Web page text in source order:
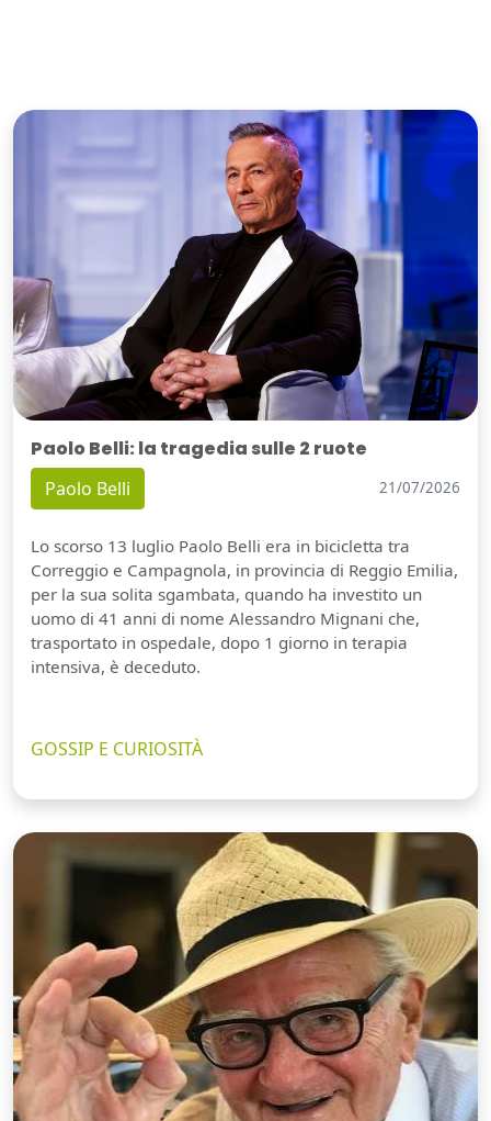
Paolo Belli: la tragedia sulle 2 ruote
Paolo Belli 21/07/2026
Lo scorso 13 luglio Paolo Belli era in bicicletta tra
Correggio e Campagnola, in provincia di Reggio Emilia,
per la sua solita sgambata, quando ha investito un
uomo di 41 anni di nome Alessandro Mignani che,
trasportato in ospedale, dopo 1 giorno in terapia
intensiva, è deceduto.
GOSSIP E CURIOSITÀ